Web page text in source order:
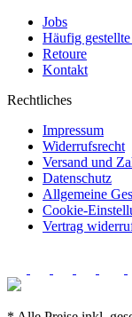
Jobs
Häufig
Retoure
Kontakt
Rechtliches
Impressum
Widerrufsrecht
Versand und
Datenschutz
Allgemeine
Cookie-
Vertrag